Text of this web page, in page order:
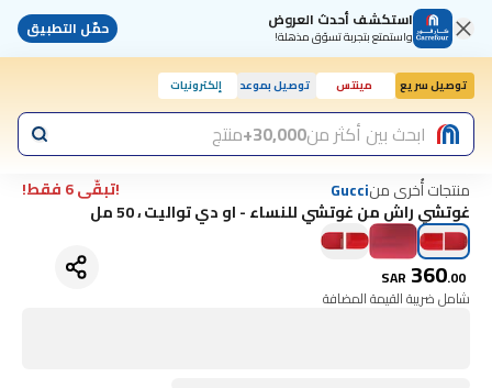
استكشف أحدث العروض
واستمتع بتجربة تسوّق مذهلة! حمّل التطبيق
توصيل سريع مينتس توصيل بموعد إلكترونيات
ابحث بين أكثر من30,000+ منتج
منتجات أُخرى منGucci
!تبقّى 6 فقط!
غوتشي راش من غوتشي للنساء - او دي تواليت ، 50 مل
SAR 360.00
شامل ضريبة القيمة المضافة